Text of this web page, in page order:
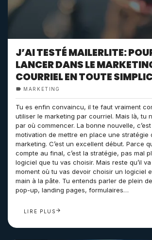
J’AI TESTÉ MAILERLITE:
LANCER DANS LE
COURRIEL EN TOUTE
MARKETING
Tu es enfin convaincu, il te faut vraiment
utiliser le marketing par courriel. Mais là, tu
par où commencer. La bonne nouvelle,
motivation de mettre en place une stratégie
marketing. C’est un excellent début. Parce
compte au final, c’est la stratégie, pas mal
logiciel que tu vas choisir. Mais reste qu’il
moment où tu vas devoir choisir un logiciel
main à la pâte. Tu entends parler de plein
pop-up, landing pages, formulaires…
LIRE PLUS